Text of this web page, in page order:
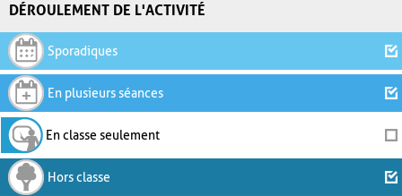
DÉROULEMENT DE L'ACTIVITÉ
Sporadiques
En plusieurs séances
En classe seulement
Hors classe